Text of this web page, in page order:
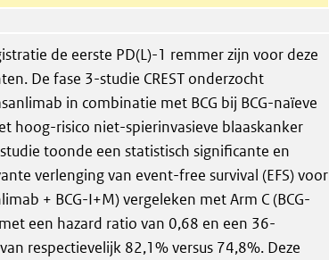
de eerste PD(L)-1 remmer zijn voor deze
De fase 3-studie CREST onderzocht
in combinatie met BCG bij BCG-naïeve
hoog-risico niet-spierinvasieve blaaskanker
toonde een statistisch significante en
verlenging van event-free survival (EFS) voor
+ BCG-I+M) vergeleken met Arm C (BCG-
een hazard ratio van 0,68 en een 36-
respectievelijk 82,1% versus 74,8%. Deze